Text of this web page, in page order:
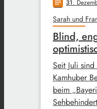
notes 31.
Sarah und
Blind,
Seit Juli
Kamhuber
beim